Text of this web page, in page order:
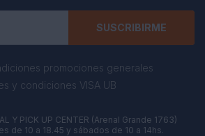
SUSCRIBIRME
promociones generales
y condiciones VISA UB
Y PICK UP CENTER (Arenal Grande 1763)
de 10 a 18.45 y sábados de 10 a 14hs.